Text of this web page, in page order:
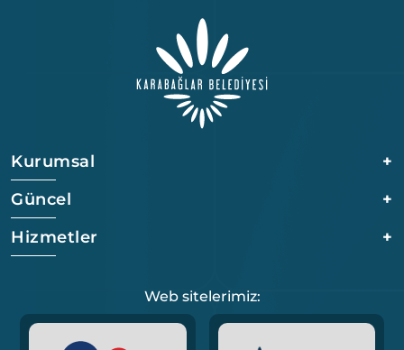
Kurumsal
+
Güncel
+
Hizmetler
+
Web sitelerimiz: